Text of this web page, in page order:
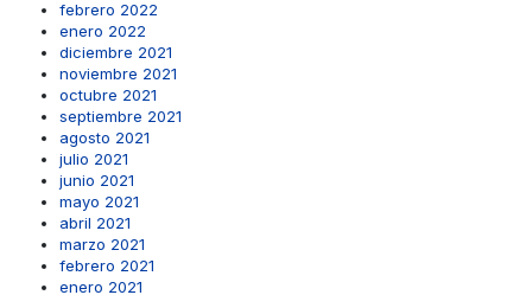
febrero 2022
enero 2022
diciembre 2021
noviembre 2021
octubre 2021
septiembre 2021
agosto 2021
julio 2021
junio 2021
mayo 2021
abril 2021
marzo 2021
febrero 2021
enero 2021